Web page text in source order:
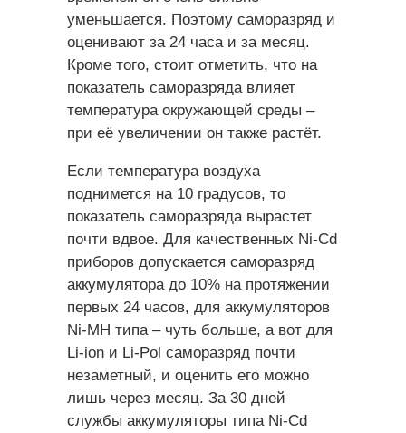
уменьшается. Поэтому саморазряд и
оценивают за 24 часа и за месяц.
Кроме того, стоит отметить, что на
показатель саморазряда влияет
температура окружающей среды –
при её увеличении он также растёт.
Если температура воздуха
поднимется на 10 градусов, то
показатель саморазряда вырастет
почти вдвое. Для качественных Ni-Cd
приборов допускается саморазряд
аккумулятора до 10% на протяжении
первых 24 часов, для аккумуляторов
Ni-MH типа – чуть больше, а вот для
Li-ion и Li-Pol саморазряд почти
незаметный, и оценить его можно
лишь через месяц. За 30 дней
службы аккумуляторы типа Ni-Cd